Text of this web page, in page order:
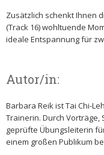
Zusätzlich schenkt Ihnen
(Track 16) wohltuende
ideale Entspannung für
Autor/in:
Barbara Reik ist Tai Chi-
Trainerin. Durch
geprüfte Übungsleiterin
einem großen Publikum